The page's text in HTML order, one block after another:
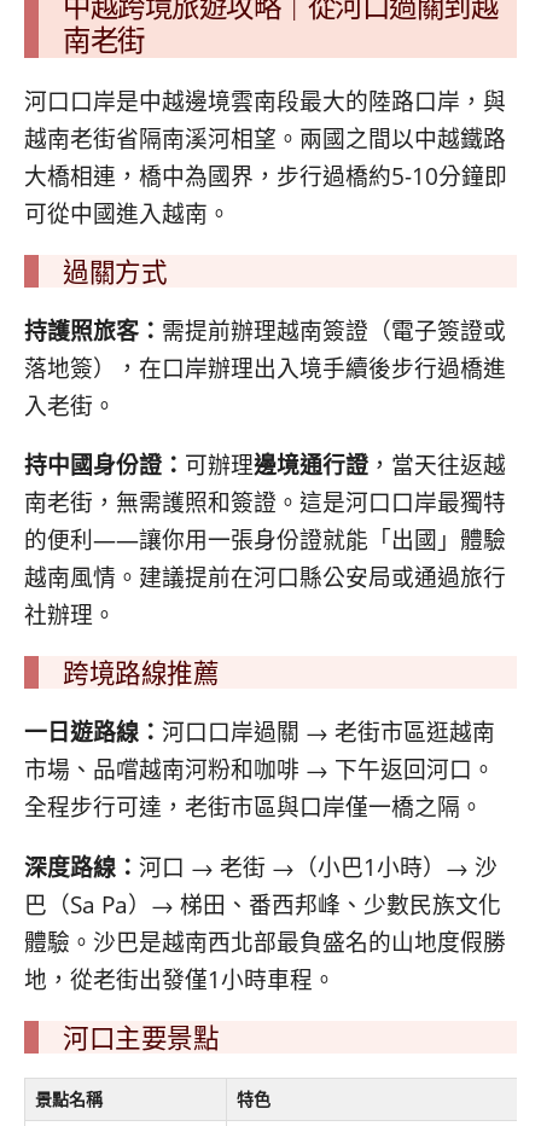
南老街
河口口岸是中越邊境雲南段最大的陸路口岸，與
越南老街省隔南溪河相望。兩國之間以中越鐵路
大橋相連，橋中為國界，步行過橋約5-10分鐘即
可從中國進入越南。
過關方式
持護照旅客： 需提前辦理越南簽證（電子簽證或
落地簽），在口岸辦理出入境手續後步行過橋進
入老街。
持中國身份證： 可辦理邊境通行證 ，當天往返越
南老街，無需護照和簽證。這是河口口岸最獨特
的便利——讓你用一張身份證就能「出國」體驗
越南風情。建議提前在河口縣公安局或通過旅行
社辦理。
跨境路線推薦
一日遊路線： 河口口岸過關 → 老街市區逛越南
市場、品嚐越南河粉和咖啡 → 下午返回河口。
全程步行可達，老街市區與口岸僅一橋之隔。
深度路線： 河口 → 老街 →（小巴1小時）→ 沙
巴（Sa Pa）→ 梯田、番西邦峰、少數民族文化
體驗。沙巴是越南西北部最負盛名的山地度假勝
地，從老街出發僅1小時車程。
河口主要景點
景點名稱 特色